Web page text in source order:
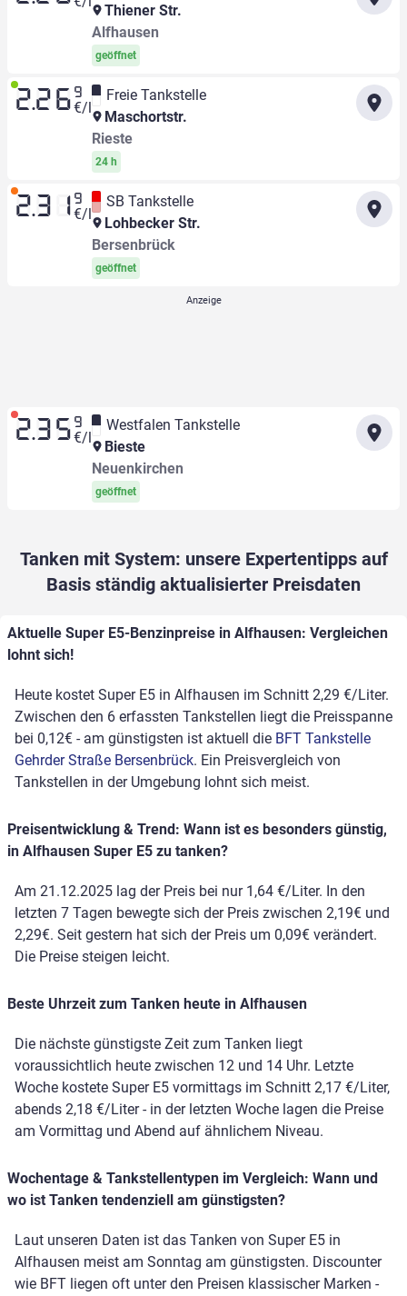
Thiener Str.
Alfhausen
geöffnet
2.26 9
€/l
Freie Tankstelle
Maschortstr.
Rieste
24 h
2.31 9
€/l
SB Tankstelle
Lohbecker Str.
Bersenbrück
geöffnet
2.35 9
€/l
Westfalen Tankstelle
Bieste
Neuenkirchen
geöffnet
Tanken mit System: unsere Expertentipps auf
Basis ständig aktualisierter Preisdaten
Aktuelle Super E5-Benzinpreise in Alfhausen: Vergleichen
lohnt sich!
Heute kostet Super E5 in Alfhausen im Schnitt 2,29 €/Liter.
Zwischen den 6 erfassten Tankstellen liegt die Preisspanne
bei 0,12€ - am günstigsten ist aktuell die BFT Tankstelle
Gehrder Straße Bersenbrück. Ein Preisvergleich von
Tankstellen in der Umgebung lohnt sich meist.
Preisentwicklung & Trend: Wann ist es besonders günstig,
in Alfhausen Super E5 zu tanken?
Am 21.12.2025 lag der Preis bei nur 1,64 €/Liter. In den
letzten 7 Tagen bewegte sich der Preis zwischen 2,19€ und
2,29€. Seit gestern hat sich der Preis um 0,09€ verändert.
Die Preise steigen leicht.
Beste Uhrzeit zum Tanken heute in Alfhausen
Die nächste günstigste Zeit zum Tanken liegt
voraussichtlich heute zwischen 12 und 14 Uhr. Letzte
Woche kostete Super E5 vormittags im Schnitt 2,17 €/Liter,
abends 2,18 €/Liter - in der letzten Woche lagen die Preise
am Vormittag und Abend auf ähnlichem Niveau.
Wochentage & Tankstellentypen im Vergleich: Wann und
wo ist Tanken tendenziell am günstigsten?
Laut unseren Daten ist das Tanken von Super E5 in
Alfhausen meist am Sonntag am günstigsten. Discounter
wie BFT liegen oft unter den Preisen klassischer Marken -